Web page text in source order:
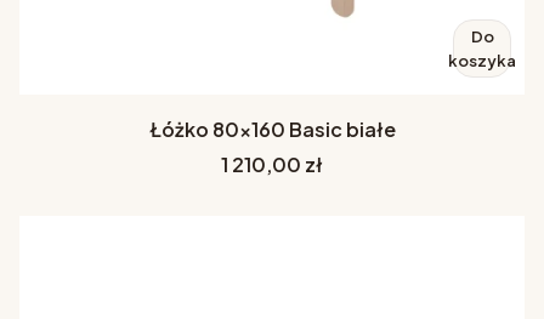
Do
koszyka
Łóżko 80x160 Basic białe
Cena
1 210,00 zł